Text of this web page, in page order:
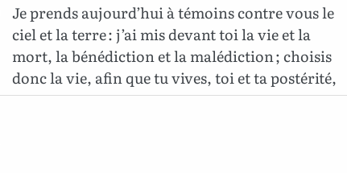
Je prends aujourd’hui à témoins contre vous le
ciel et la terre : j’ai mis devant toi la vie et la
mort, la bénédiction et la malédiction ; choisis
donc la vie, afin que tu vives, toi et ta postérité,